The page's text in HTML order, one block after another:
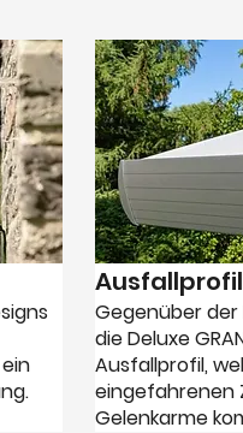
Ausfallprofil
Gegenüber der
die Deluxe
Ausfallprofil,
eingefahrenen
Gelenkarme